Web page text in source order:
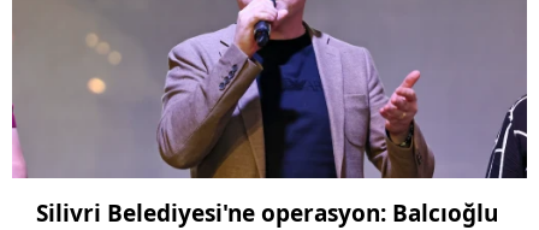
Silivri Belediyesi'ne operasyon: Balcıoğlu